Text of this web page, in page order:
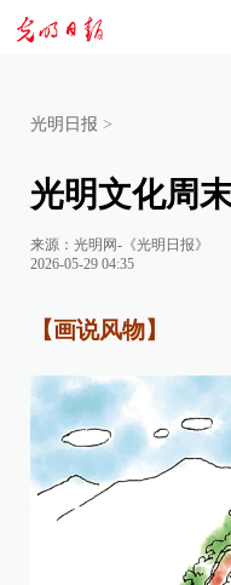
光明日报 >
光明文化周
来源： 光明网-《光明日报》
2026-05-29 04:35
【画说风物】